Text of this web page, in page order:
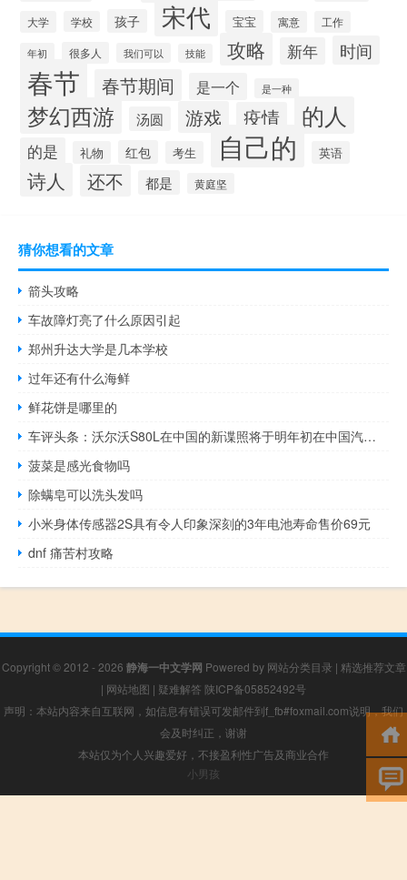
大学 学校 孩子 宋代 宝宝 寓意 工作
年初 很多人 我们可以 技能 攻略 新年 时间
春节 春节期间 是一个 是一种
梦幻西游 汤圆 游戏 疫情 的人
的是 礼物 红包 考生 自己的 英语
诗人 还不 都是 黄庭坚
猜你想看的文章
箭头攻略
车故障灯亮了什么原因引起
郑州升达大学是几本学校
过年还有什么海鲜
鲜花饼是哪里的
车评头条：沃尔沃S80L在中国的新谍照将于明年初在中国汽车市场上发布
菠菜是感光食物吗
除螨皂可以洗头发吗
小米身体传感器2S具有令人印象深刻的3年电池寿命售价69元
dnf 痛苦村攻略
Copyright © 2012 - 2026 静海一中文学网 Powered by 网站分类目录 | 精选推荐文章
| 网站地图 | 疑难解答 陕ICP备05852492号
声明：本站内容来自互联网，如信息有错误可发邮件到f_fb#foxmail.com说明，我们
会及时纠正，谢谢
本站仅为个人兴趣爱好，不接盈利性广告及商业合作
小男孩